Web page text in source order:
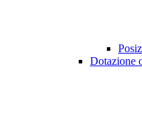
Dotazione